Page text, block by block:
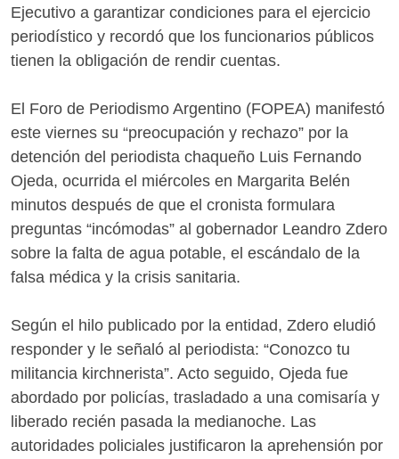
Ejecutivo a garantizar condiciones para el ejercicio
periodístico y recordó que los funcionarios públicos
tienen la obligación de rendir cuentas.
El Foro de Periodismo Argentino (FOPEA) manifestó
este viernes su “preocupación y rechazo” por la
detención del periodista chaqueño Luis Fernando
Ojeda, ocurrida el miércoles en Margarita Belén
minutos después de que el cronista formulara
preguntas “incómodas” al gobernador Leandro Zdero
sobre la falta de agua potable, el escándalo de la
falsa médica y la crisis sanitaria.
Según el hilo publicado por la entidad, Zdero eludió
responder y le señaló al periodista: “Conozco tu
militancia kirchnerista”. Acto seguido, Ojeda fue
abordado por policías, trasladado a una comisaría y
liberado recién pasada la medianoche. Las
autoridades policiales justificaron la aprehensión por